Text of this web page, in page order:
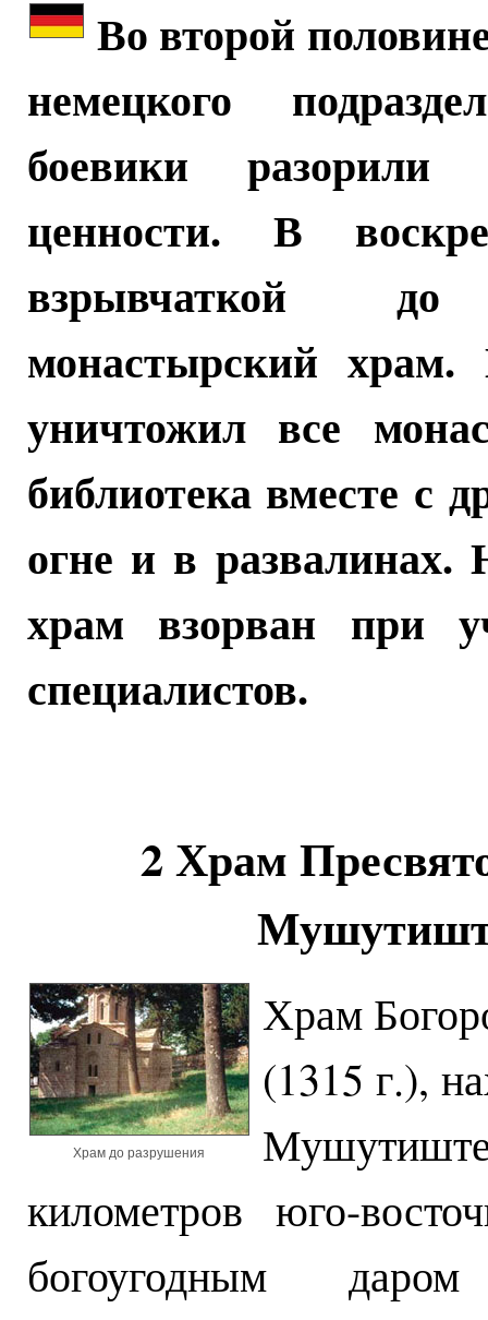
Во второй
немецкого
боевики
ценности. В
взрывчаткой до
монастырский храм.
уничтожил все
библиотека вместе с
огне и в
храм взорван при
специалистов.
2 Храм
Храм до разрушения
Храм
(1315 г.),
километров юго-
богоугодным